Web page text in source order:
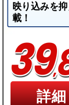
映り込みを
載！
39,
詳